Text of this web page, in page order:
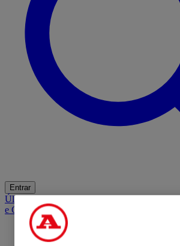
Entrar
ÚltimasMercadoOpiniãoiGaming HubA
e Cabelo